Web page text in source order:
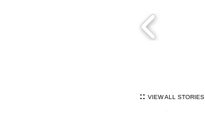
:: VIEW ALL STORIES